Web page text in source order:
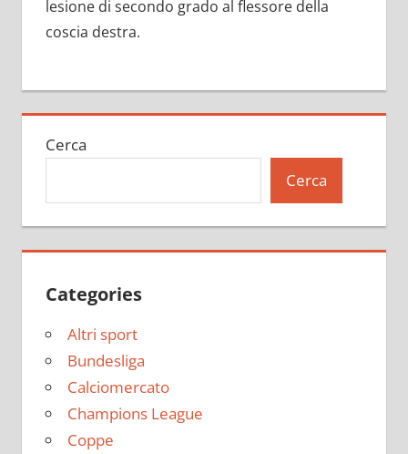
lesione di secondo grado al flessore della
coscia destra.
Cerca
Cerca
Categories
Altri sport
Bundesliga
Calciomercato
Champions League
Coppe